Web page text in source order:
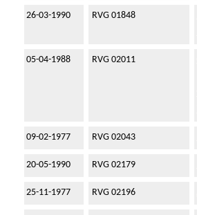
26-03-1990 RVG 01848
05-04-1988 RVG 02011
09-02-1977 RVG 02043
20-05-1990 RVG 02179
25-11-1977 RVG 02196